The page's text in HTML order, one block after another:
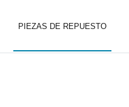
PIEZAS DE REPUESTO